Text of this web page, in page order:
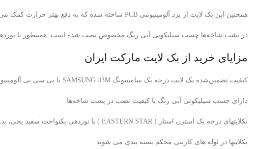
همچنین این بک لایت از برد آلومینیومی PCB ساخته شده که به دفع بهتر حرارت کمک می‌کند.
در پشت شاخه‌ها چسب سیلیکونی آبی رنگ مخصوص نصب شده است. همینطور با نوردهی
مزایای خرید از بک لایت مارکت ایران
کیفیت تضمین‌شده بک لایت درجه یک سامسونگ SAMSUNG 43M با پی سی بی آلومینیومی برند استرن استار
دارای چسب سیلیکونی آبی رنگ با کیفیت نصب در پشت شاخه‌ها
بکلایتهای درجه یک استرن استار ( EASTERN STAR ) با نوردهی یکنواخت سفید یخی، بدون سایه و هاله
بکلایتها در لوله های کارتنی محکم بسته بندی می شوند.